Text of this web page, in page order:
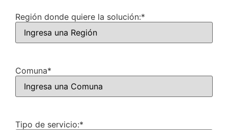
Región donde quiere la solución:*
Comuna*
Tipo de servicio:*